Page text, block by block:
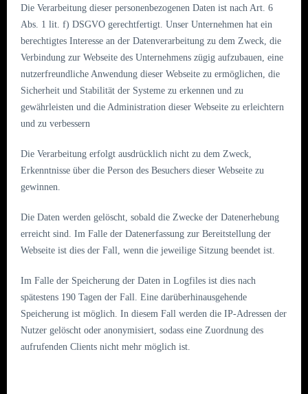
Die Verarbeitung dieser personenbezogenen Daten ist nach Art. 6
Abs. 1 lit. f) DSGVO gerechtfertigt. Unser Unternehmen hat ein
berechtigtes Interesse an der Datenverarbeitung zu dem Zweck, die
Verbindung zur Webseite des Unternehmens zügig aufzubauen, eine
nutzerfreundliche Anwendung dieser Webseite zu ermöglichen, die
Sicherheit und Stabilität der Systeme zu erkennen und zu
gewährleisten und die Administration dieser Webseite zu erleichtern
und zu verbessern
Die Verarbeitung erfolgt ausdrücklich nicht zu dem Zweck,
Erkenntnisse über die Person des Besuchers dieser Webseite zu
gewinnen.
Die Daten werden gelöscht, sobald die Zwecke der Datenerhebung
erreicht sind. Im Falle der Datenerfassung zur Bereitstellung der
Webseite ist dies der Fall, wenn die jeweilige Sitzung beendet ist.
Im Falle der Speicherung der Daten in Logfiles ist dies nach
spätestens 190 Tagen der Fall. Eine darüberhinausgehende
Speicherung ist möglich. In diesem Fall werden die IP-Adressen der
Nutzer gelöscht oder anonymisiert, sodass eine Zuordnung des
aufrufenden Clients nicht mehr möglich ist.